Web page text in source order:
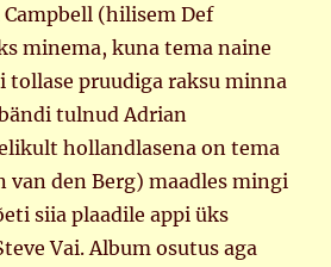
(hilisem Def
minema, kuna tema naine
tollase pruudiga raksu minna
tulnud Adrian
hollandlasena on tema
van den Berg) maadles mingi
siia plaadile appi üks
Vai. Album osutus aga